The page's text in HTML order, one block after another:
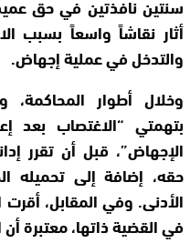
سنتين نافذتين في حق
أثار نقاشاً واسعاً بسبب
والتدخل في عملية إجهاض.
وخلال أطوار المحاكمة،
بتهمتي “الاغتصاب بعد
الإجهاض”، قبل أن تقرر
حقه، إضافة إلى تحميله
الأدنى. وفي المقابل، أقرت
في القضية ذاتها، معتبرة أن